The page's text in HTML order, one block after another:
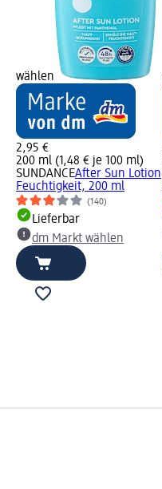
wählen
2,95 €
200 ml (1,48 € je 100 ml)
SUNDANCEAfter Sun Lotion
Feuchtigkeit, 200 ml
(140)
Lieferbar
dm Markt wählen